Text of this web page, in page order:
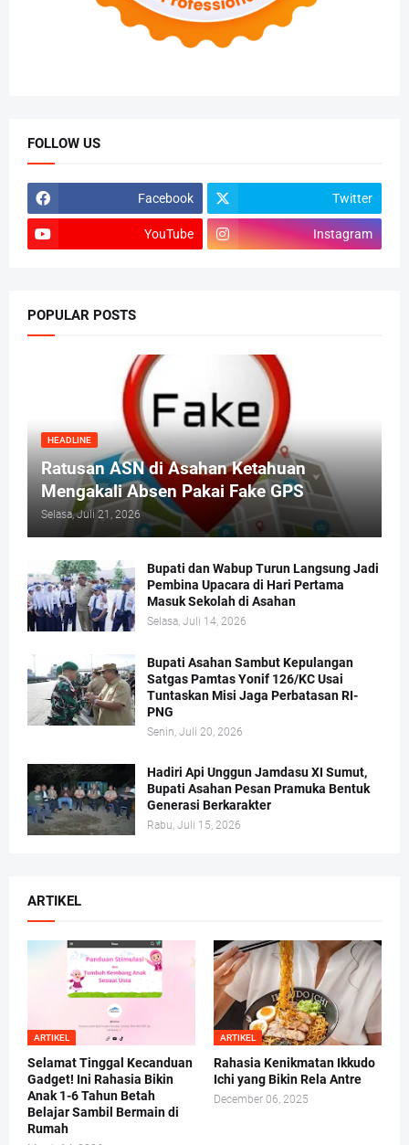
FOLLOW US
Facebook Twitter
YouTube Instagram
POPULAR POSTS
HEADLINE
Ratusan ASN di Asahan Ketahuan
Mengakali Absen Pakai Fake GPS
Selasa, Juli 21, 2026
Bupati dan Wabup Turun Langsung Jadi
Pembina Upacara di Hari Pertama
Masuk Sekolah di Asahan
Selasa, Juli 14, 2026
Bupati Asahan Sambut Kepulangan
Satgas Pamtas Yonif 126/KC Usai
Tuntaskan Misi Jaga Perbatasan RI-
PNG
Senin, Juli 20, 2026
Hadiri Api Unggun Jamdasu XI Sumut,
Bupati Asahan Pesan Pramuka Bentuk
Generasi Berkarakter
Rabu, Juli 15, 2026
ARTIKEL
ARTIKEL
Selamat Tinggal Kecanduan
Gadget! Ini Rahasia Bikin
Anak 1-6 Tahun Betah
Belajar Sambil Bermain di
Rumah
ARTIKEL
Rahasia Kenikmatan Ikkudo
Ichi yang Bikin Rela Antre
December 06, 2025